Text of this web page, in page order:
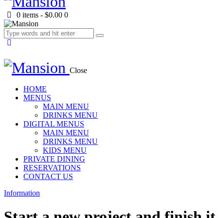
0 items -$0.00 0
Close
HOME
MENUS
MAIN MENU
DRINKS MENU
DIGITAL MENUS
MAIN MENU
DRINKS MENU
KIDS MENU
PRIVATE DINING
RESERVATIONS
CONTACT US
Information